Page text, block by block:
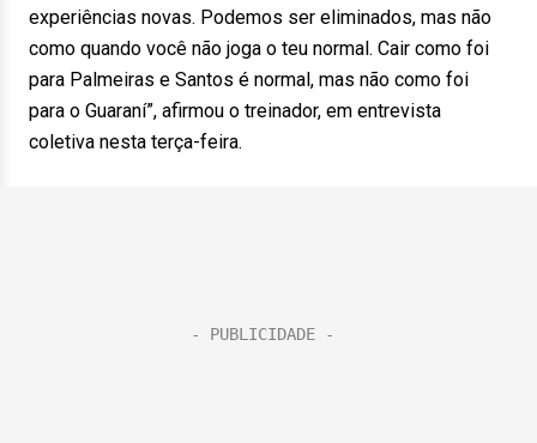
experiências novas. Podemos ser eliminados, mas não
como quando você não joga o teu normal. Cair como foi
para Palmeiras e Santos é normal, mas não como foi
para o Guaraní”, afirmou o treinador, em entrevista
coletiva nesta terça-feira.